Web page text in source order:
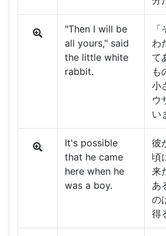
"Then I will be
all yours," said
the little white
rabbit.
わ
て
も
小
ウ
い
It's possible
that he came
here when he
was a boy.
彼
頃
来
あ
の
得